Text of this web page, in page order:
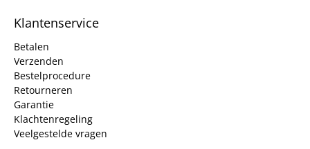
Klantenservice
Betalen
Verzenden
Bestelprocedure
Retourneren
Garantie
Klachtenregeling
Veelgestelde vragen